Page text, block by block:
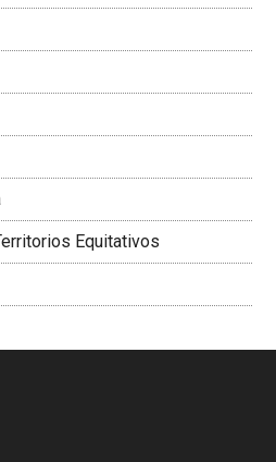
Equitativos